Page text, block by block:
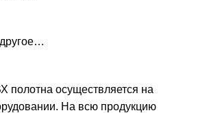
полотна осуществляется на
На всю продукцию